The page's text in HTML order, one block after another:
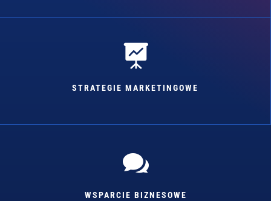

STRATEGIE MARKETINGOWE

WSPARCIE BIZNESOWE